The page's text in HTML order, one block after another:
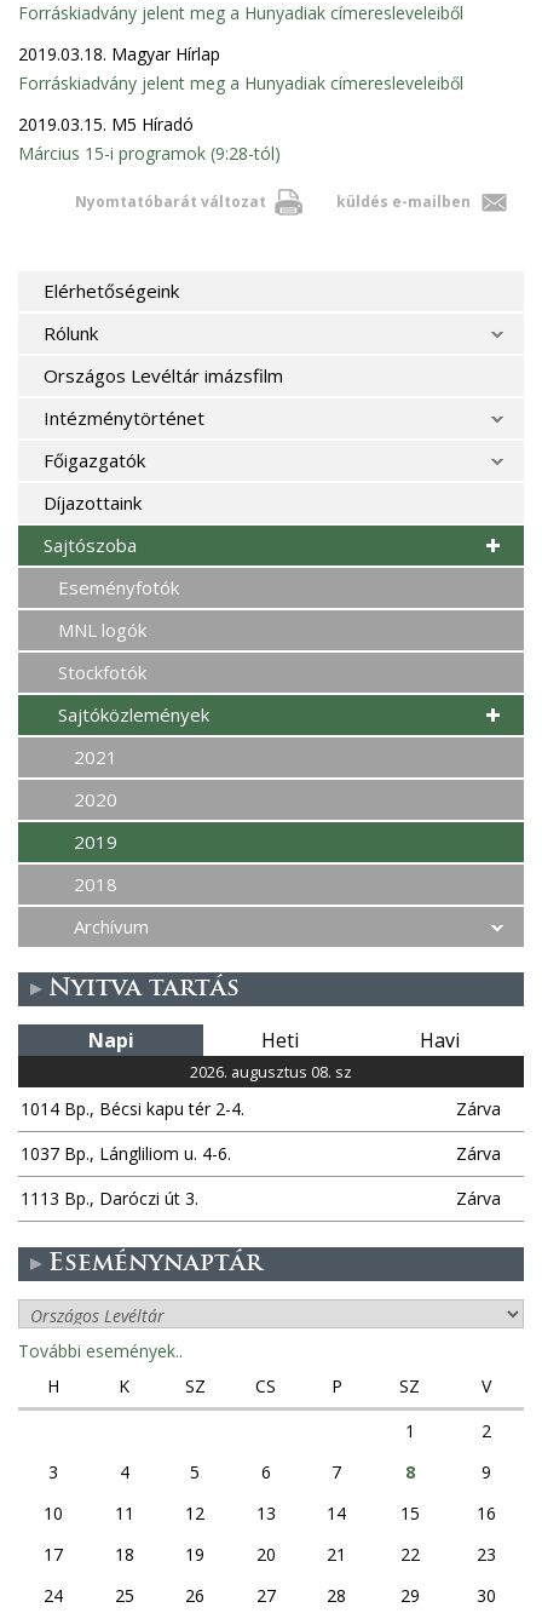
Forráskiadvány jelent meg a Hunyadiak címeresleveleiből
2019.03.18. Magyar Hírlap
Forráskiadvány jelent meg a Hunyadiak címeresleveleiből
2019.03.15. M5 Híradó
Március 15-i programok (9:28-tól)
Nyomtatóbarát változat küldés e-mailben
Elérhetőségeink
Rólunk
Országos Levéltár imázsfilm
Intézménytörténet
Főigazgatók
Díjazottaink
Sajtószoba
Eseményfotók
MNL logók
Stockfotók
Sajtóközlemények
2021
2020
2019
2018
Archívum
Nyitva tartás
Napi Heti Havi
2026. augusztus 08. sz
1014 Bp., Bécsi kapu tér 2-4.
Zárva
1037 Bp., Lángliliom u. 4-6.
Zárva
1113 Bp., Daróczi út 3.
Zárva
Eseménynaptár
További események..
H
K SZ CS P SZ
V
1
2
3
4 5 6 7 8
9
10
11 12 13 14 15
16
17
18 19 20 21 22
23
24
25 26 27 28 29
30